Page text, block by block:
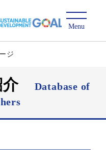
ジ
介
Database of